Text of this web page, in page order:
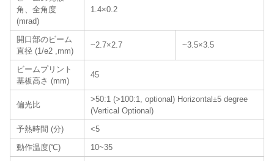
角、全角度
(mrad)
1.4×0.2
開口部のビーム
直径 (1/e2 ,mm)
~2.7×2.7 ~3.5×3.5
ビームプリント
基板高さ (mm)
45
偏光比
>50:1 (>100:1, optional) Horizontal±5 degree
(Vertical Optional)
予熱時間 (分)
<5
動作温度(℃)
10~35